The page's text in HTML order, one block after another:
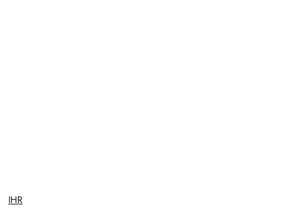
NAZWA
PRODUCENTA:
IHR